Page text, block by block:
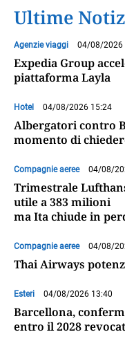
Ultime
Agenzie viaggi 04/08/2026
Expedia Group
piattaforma Layla
Hotel 04/08/2026 15:24
Albergatori contro
momento di
Compagnie aeree 04/08/
Trimestrale
utile a 383 milioni
ma Ita chiude in
Compagnie aeree 04/08/
Thai Airways
Esteri 04/08/2026 13:40
Barcellona,
entro il 2028